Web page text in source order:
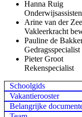
Hanna Ruig
Arine van der Zee
Vakleerkracht
Pauline de
Gedragsspecialist
Pieter Groot
Rekenspecialist
Schoolgids
Vakantierooster
Belangrijke